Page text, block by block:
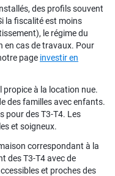
des profils souvent
la fiscalité est moins
le régime du
en cas de travaux. Pour
page investir en
à la location nue.
des familles avec enfants.
pour des T3-T4. Les
et soigneux.
correspondant à la
des T3-T4 avec de
et proches des